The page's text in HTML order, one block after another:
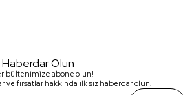
Haberdar Olun
bültenimize abone olun!
ve fırsatlar hakkında ilk siz haberdar olun!